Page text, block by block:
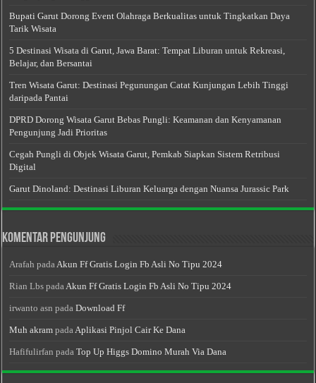
Bupati Garut Dorong Event Olahraga Berkualitas untuk Tingkatkan Daya
Tarik Wisata
5 Destinasi Wisata di Garut, Jawa Barat: Tempat Liburan untuk Rekreasi,
Belajar, dan Bersantai
Tren Wisata Garut: Destinasi Pegunungan Catat Kunjungan Lebih Tinggi
daripada Pantai
DPRD Dorong Wisata Garut Bebas Pungli: Keamanan dan Kenyamanan
Pengunjung Jadi Prioritas
Cegah Pungli di Objek Wisata Garut, Pemkab Siapkan Sistem Retribusi
Digital
Garut Dinoland: Destinasi Liburan Keluarga dengan Nuansa Jurassic Park
Komentar Pengunjung
Arafah pada Akun Ff Gratis Login Fb Asli No Tipu 2024
Rian Lbs pada Akun Ff Gratis Login Fb Asli No Tipu 2024
irwanto asn padaDownload Ff
Muh akram pada Aplikasi Pinjol Cair Ke Dana
Hafifulirfan padaTop Up Higgs Domino Murah Via Dana